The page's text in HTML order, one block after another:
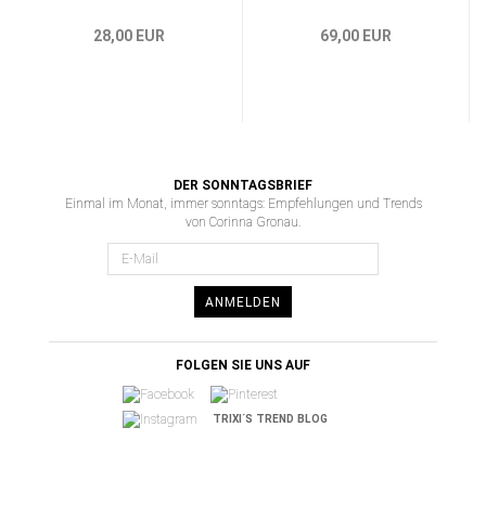
28,00 EUR 69,00 EUR
DER SONNTAGSBRIEF
Einmal im Monat, immer sonntags: Empfehlungen und Trends
von Corinna Gronau.
ANMELDEN
FOLGEN SIE UNS AUF
TRIXI´S TREND BLOG